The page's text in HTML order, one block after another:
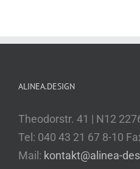
ALINEA.DESIGN
Theodorstr. 41 | N12
Tel: 040 43 21 67 8-10
Mail: kontakt@alinea-